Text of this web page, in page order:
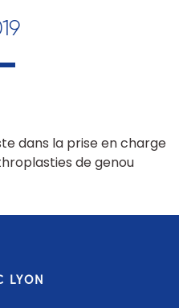
dans la prise en charge
de genou
LYON